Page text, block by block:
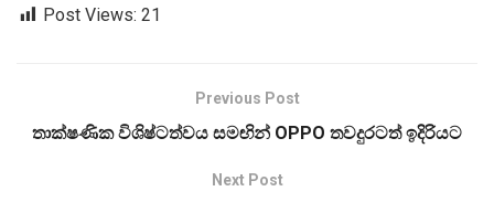
Post Views: 21
Previous Post
තාක්ෂණික විශිෂ්ටත්වය සමඟින් OPPO තවදුරටත් ඉදිරියට
Next Post